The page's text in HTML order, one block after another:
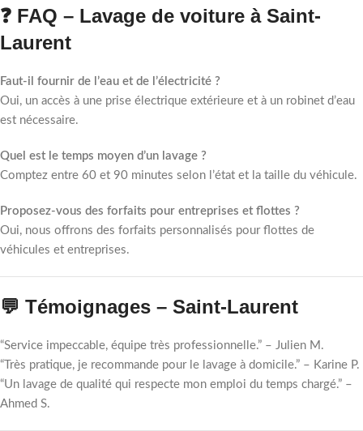
❓ FAQ – Lavage de voiture à Saint-
Laurent
Faut-il fournir de l’eau et de l’électricité ?
Oui, un accès à une prise électrique extérieure et à un robinet d’eau
est nécessaire.
Quel est le temps moyen d’un lavage ?
Comptez entre 60 et 90 minutes selon l’état et la taille du véhicule.
Proposez-vous des forfaits pour entreprises et flottes ?
Oui, nous offrons des forfaits personnalisés pour flottes de
véhicules et entreprises.
💬 Témoignages – Saint-Laurent
“Service impeccable, équipe très professionnelle.” – Julien M.
“Très pratique, je recommande pour le lavage à domicile.” – Karine P.
“Un lavage de qualité qui respecte mon emploi du temps chargé.” –
Ahmed S.